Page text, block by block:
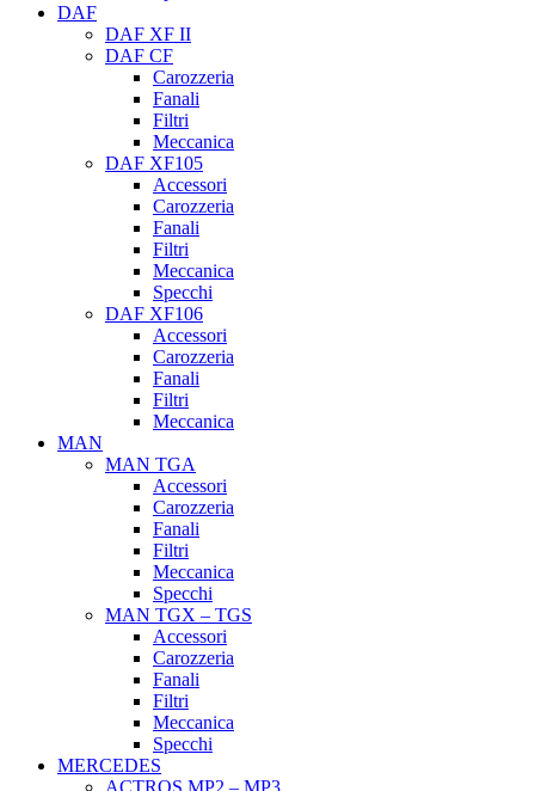
DAF
DAF XF II
DAF CF
Carozzeria
Fanali
Filtri
Meccanica
DAF XF105
Accessori
Carozzeria
Fanali
Filtri
Meccanica
Specchi
DAF XF106
Accessori
Carozzeria
Fanali
Filtri
Meccanica
MAN
MAN TGA
Accessori
Carozzeria
Fanali
Filtri
Meccanica
Specchi
MAN TGX – TGS
Accessori
Carozzeria
Fanali
Filtri
Meccanica
Specchi
MERCEDES